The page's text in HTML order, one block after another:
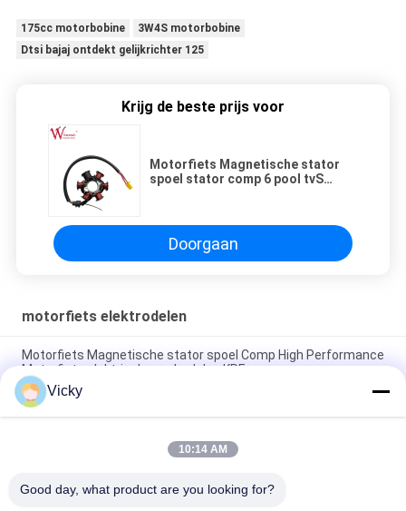
175cc motorbobine
3W4S motorbobine
Dtsi bajaj ontdekt gelijkrichter 125
Krijg de beste prijs voor
Motorfiets Magnetische stator
spoel stator comp 6 pool tvS
Doorgaan
motorfiets elektrodelen
Motorfiets Magnetische stator spoel Comp High Performance
Motorfiets elektrische onderdelen KRF
Elektrische motorfiets relais connector Kriss 100 voor B2B
kopers Goede prestaties Mannelijke 6.3mm
Elektrische schakelaar relais voor NOUVO mannelijke
Vicky
10:14 AM
Good day, what product are you looking for?